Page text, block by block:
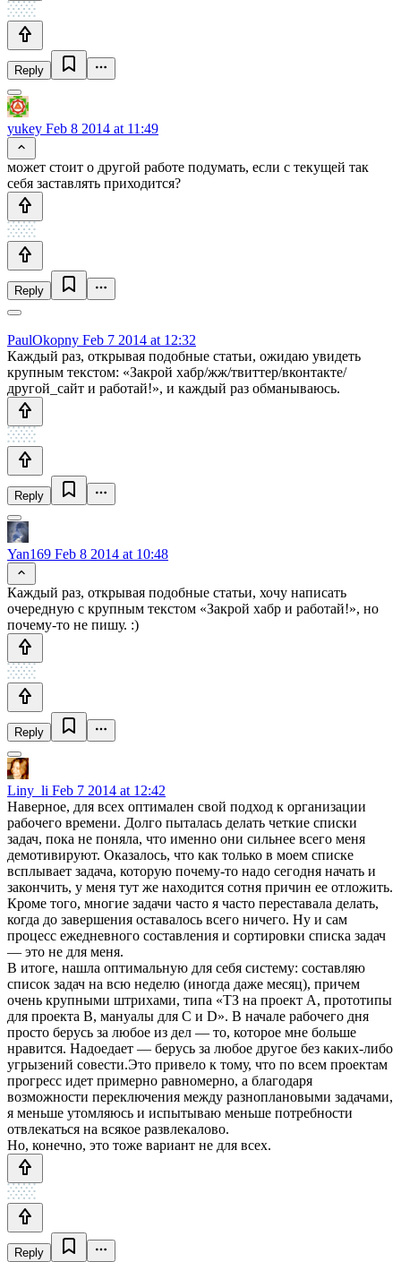
Reply
yukey Feb 8 2014 at 11:49
может стоит о другой работе подумать, если с текущей так
себя заставлять приходится?
Reply
PaulOkopny Feb 7 2014 at 12:32
Каждый раз, открывая подобные статьи, ожидаю увидеть
крупным текстом: «Закрой хабр/жж/твиттер/вконтакте/
другой_сайт и работай!», и каждый раз обманываюсь.
Reply
Yan169 Feb 8 2014 at 10:48
Каждый раз, открывая подобные статьи, хочу написать
очередную с крупным текстом «Закрой хабр и работай!», но
почему-то не пишу. :)
Reply
Liny_li Feb 7 2014 at 12:42
Наверное, для всех оптимален свой подход к организации
рабочего времени. Долго пыталась делать четкие списки
задач, пока не поняла, что именно они сильнее всего меня
демотивируют. Оказалось, что как только в моем списке
всплывает задача, которую почему-то надо сегодня начать и
закончить, у меня тут же находится сотня причин ее отложить.
Кроме того, многие задачи часто я часто переставала делать,
когда до завершения оставалось всего ничего. Ну и сам
процесс ежедневного составления и сортировки списка задач
— это не для меня.
В итоге, нашла оптимальную для себя систему: составляю
список задач на всю неделю (иногда даже месяц), причем
очень крупными штрихами, типа «ТЗ на проект А, прототипы
для проекта B, мануалы для C и D». В начале рабочего дня
просто берусь за любое из дел — то, которое мне больше
нравится. Надоедает — берусь за любое другое без каких-либо
угрызений совести.Это привело к тому, что по всем проектам
прогресс идет примерно равномерно, а благодаря
возможности переключения между разноплановыми задачами,
я меньше утомляюсь и испытываю меньше потребности
отвлекаться на всякое развлекалово.
Но, конечно, это тоже вариант не для всех.
Reply